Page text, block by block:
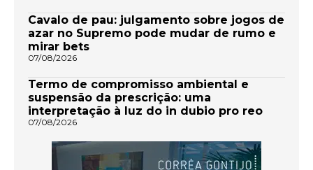
Cavalo de pau: julgamento sobre jogos de
azar no Supremo pode mudar de rumo e
mirar bets
07/08/2026
Termo de compromisso ambiental e
suspensão da prescrição: uma
interpretação à luz do in dubio pro reo
07/08/2026